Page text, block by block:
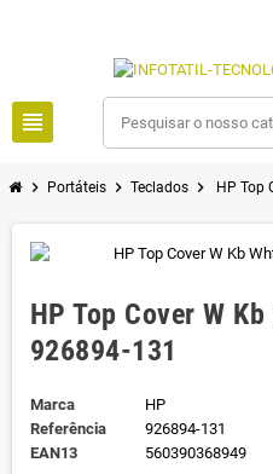
view_headline
chevron_right Portáteis chevron_right Teclados chevron_right HP Top
HP Top Cover W
926894-131
Marca
HP
Referência
926894-131
EAN13
560390368949